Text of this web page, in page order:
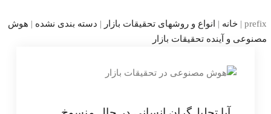
prefix
| خانه | انواع و روشهای تحقیقات بازار | دسته بندی نشده | هوش
مصنوعی و آینده تحقیقات بازار